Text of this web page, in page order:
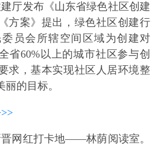
厅发布《山东省绿色社区创建
方案》提出，绿色社区创建行
员会所辖空间区域为创建对
省60%以上的城市社区参与创
求，基本实现社区人居环境整
的目标。
网红打卡地——林荫阅读室。